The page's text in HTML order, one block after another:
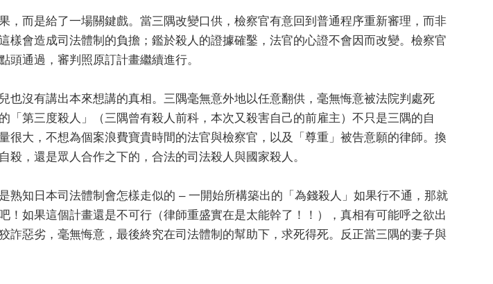
，而是給了一場關鍵戲。當三隅改變口供，檢察官有意回到普通程序重新審理，而非
樣會造成司法體制的負擔；鑑於殺人的證據確鑿，法官的心證不會因而改變。檢察官
頭通過，審判照原訂計畫繼續進行。
也沒有講出本來想講的真相。三隅毫無意外地以任意翻供，毫無悔意被法院判處死
「第三度殺人」（三隅曾有殺人前科，本次又殺害自己的前雇主）不只是三隅的自
很大，不想為個案浪費寶貴時間的法官與檢察官，以及「尊重」被告意願的律師。換
殺，還是眾人合作之下的，合法的司法殺人與國家殺人。
熟知日本司法體制會怎樣走似的 – 一開始所構築出的「為錢殺人」如果行不通，那就
！如果這個計畫還是不可行（律師重盛實在是太能幹了！！），真相有可能呼之欲出
詐惡劣，毫無悔意，最後終究在司法體制的幫助下，求死得死。反正當三隅的妻子與